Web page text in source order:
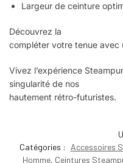
Largeur de ceinture
Découvrez la
compléter votre tenue avec
Vivez l’expérience
singularité de nos
hautement rétro-futuristes.
Catégories :
Accessoires
Homme, Ceintures